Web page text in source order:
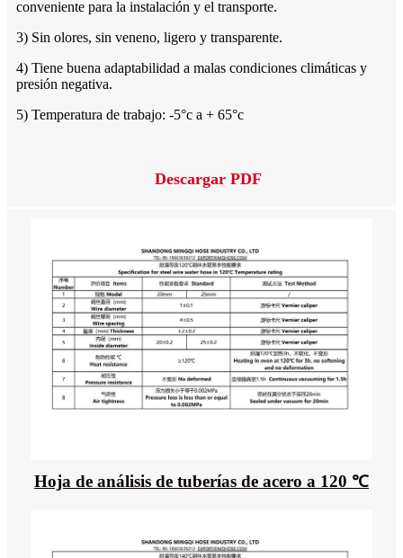
conveniente para la instalación y el transporte.
3) Sin olores, sin veneno, ligero y transparente.
4) Tiene buena adaptabilidad a malas condiciones climáticas y
presión negativa.
5) Temperatura de trabajo: -5°c a + 65°c
Descargar PDF
Hoja de análisis de tuberías de acero a 120 ℃